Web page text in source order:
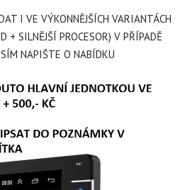
I VE VÝKONNĚJŠÍCH VARIANTÁCH
+ SILNĚJŠÍ PROCESOR) V PŘÍPADĚ
NAPIŠTE O NABÍDKU